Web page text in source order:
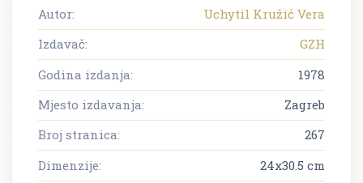
Autor:
Uchytil Kružić Vera
Izdavač:
GZH
Godina izdanja:
1978
Mjesto izdavanja:
Zagreb
Broj stranica:
267
Dimenzije:
24x30.5 cm